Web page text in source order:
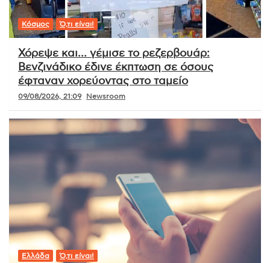
Κόσμος Ό,τι είναι!
Χόρεψε και… γέμισε το ρεζερβουάρ:
Βενζινάδικο έδινε έκπτωση σε όσους
έφταναν χορεύοντας στο ταμείο
09/08/2026, 21:09 Newsroom
Ελλάδα Ό,τι είναι!